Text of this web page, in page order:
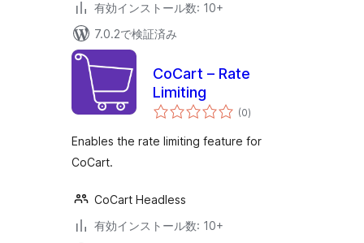
有効インストール数: 10+
7.0.2で検証済み
CoCart – Rate
Limiting
(0個
の
価
)
Enables the rate limiting feature for
CoCart.
CoCart Headless
有効インストール数: 10+